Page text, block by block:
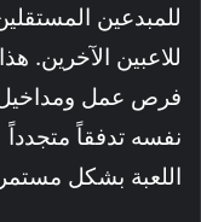
للمبدعين
للاعبين الآخرين.
فرص عمل
نفسه تدفقاً متجدداً
اللعبة بشكل